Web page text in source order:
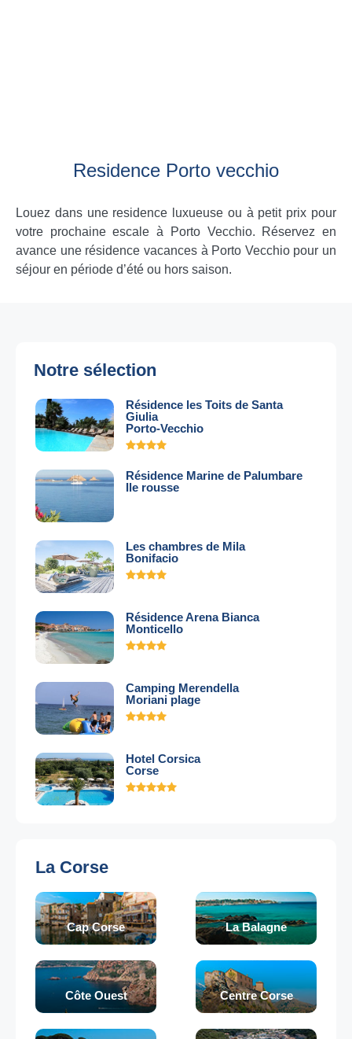
Residence Porto vecchio
Louez dans une residence luxueuse ou à petit prix pour
votre prochaine escale à Porto Vecchio. Réservez en
avance une résidence vacances à Porto Vecchio pour un
séjour en période d’été ou hors saison.
Notre sélection
Résidence les Toits de Santa
Giulia
Porto-Vecchio
Résidence Marine de Palumbare
Ile rousse
Les chambres de Mila
Bonifacio
Résidence Arena Bianca
Monticello
Camping Merendella
Moriani plage
Hotel Corsica
Corse
La Corse
Cap Corse La Balagne
Côte Ouest Centre Corse